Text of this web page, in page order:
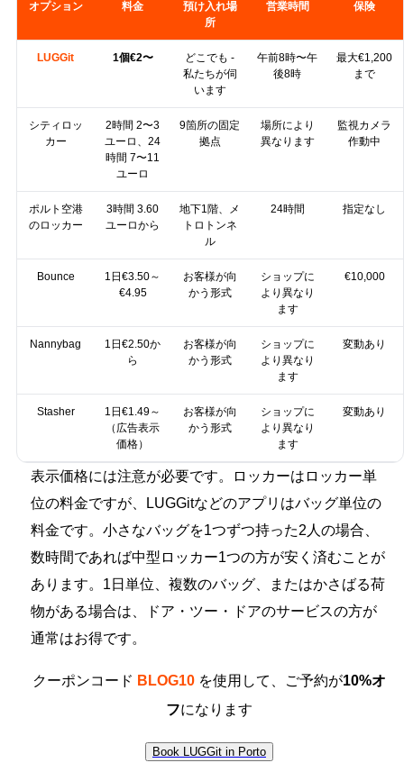
オプション 料金
預け入れ場
所
営業時間 保険
LUGGit 1個€2〜
どこでも -
私たちが伺
います
午前8時〜午
後8時
最大€1,200
まで
シティロッ
カー
2時間 2〜3
ユーロ、24
時間 7〜11
ユーロ
9箇所の固定
拠点
場所により
異なります
監視カメラ
作動中
ポルト空港
のロッカー
3時間 3.60
ユーロから
地下1階、メ
トロトンネ
ル
24時間 指定なし
Bounce
1日€3.50～
€4.95
お客様が向
かう形式
ショップに
より異なり
ます
€10,000
Nannybag
1日€2.50か
ら
お客様が向
かう形式
ショップに
より異なり
ます
変動あり
Stasher
1日€1.49～
（広告表示
価格）
お客様が向
かう形式
ショップに
より異なり
ます
変動あり
表示価格には注意が必要です。ロッカーはロッカー単
位の料金ですが、LUGGitなどのアプリはバッグ単位の
料金です。小さなバッグを1つずつ持った2人の場合、
数時間であれば中型ロッカー1つの方が安く済むことが
あります。1日単位、複数のバッグ、またはかさばる荷
物がある場合は、ドア・ツー・ドアのサービスの方が
通常はお得です。
クーポンコード BLOG10 を使用して、ご予約が10%オ
フになります
Book LUGGit in Porto